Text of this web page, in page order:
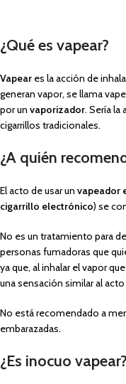
¿Qué es vapear?
Vapear es la acción de
generan vapor, se llama
por un vaporizador. Sería
cigarrillos tradicionales.
¿A quién
El acto de usar un vapeador
cigarrillo electrónico) se
No es un tratamiento para
personas fumadoras que
ya que, al inhalar el vapor
una sensación similar al
No está recomendado a
embarazadas.
¿Es inocuo vapear?